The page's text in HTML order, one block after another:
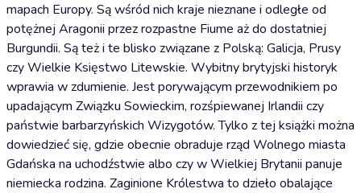
mapach Europy. Są wśród nich kraje nieznane i odległe od
potężnej Aragonii przez rozpastne Fiume aż do dostatniej
Burgundii. Są też i te blisko związane z Polską: Galicja, Prusy
czy Wielkie Księstwo Litewskie. Wybitny brytyjski historyk
wprawia w zdumienie. Jest porywającym przewodnikiem po
upadającym Związku Sowieckim, rozśpiewanej Irlandii czy
państwie barbarzyńskich Wizygotów. Tylko z tej książki można
dowiedzieć się, gdzie obecnie obraduje rząd Wolnego miasta
Gdańska na uchodźstwie albo czy w Wielkiej Brytanii panuje
niemiecka rodzina. Zaginione Królestwa to dzieło obalające